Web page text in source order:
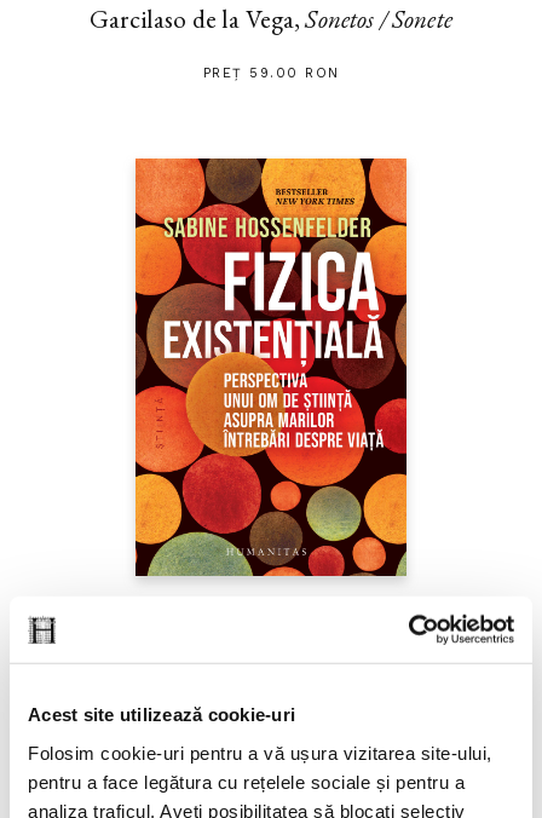
Acest site utilizează cookie-uri
Folosim cookie-uri pentru a vă ușura vizitarea site-ului,
pentru a face legătura cu rețelele sociale și pentru a
analiza traficul. Aveți posibilitatea să blocați selectiv
Garcilaso de la Vega,Sonetos / Sonete
PREȚ 59.00 RON
Fizica existenţială